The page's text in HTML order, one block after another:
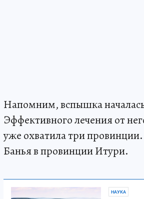
Напомним, вспышка
Эффективного лечения от
уже охватила три
Банья в провинции Итури.
НАУКА